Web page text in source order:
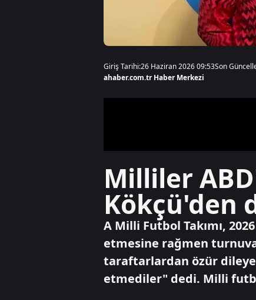
Giriş Tarihi:26 Haziran 2026 09:53Son
ahaber.com.tr Haber Merkezi
Milliler
Kökçü'den
A Milli Futbol Takımı,
etmesine rağmen
taraftarlardan özür
etmediler" dedi. Milli